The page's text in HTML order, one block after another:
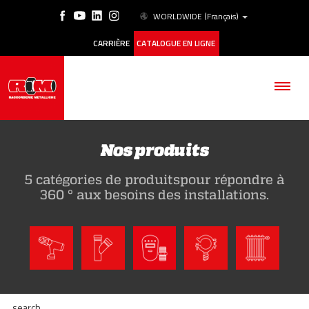
WORLDWIDE (Français)
CARRIÈRE CATALOGUE EN LIGNE
SOCIÉTÉ
Nos produits
5 catégories de produitspour répondre à
360 ° aux besoins des installations.